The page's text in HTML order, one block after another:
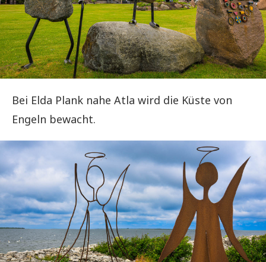
Bei Elda Plank nahe Atla wird die Küste von
Engeln bewacht.